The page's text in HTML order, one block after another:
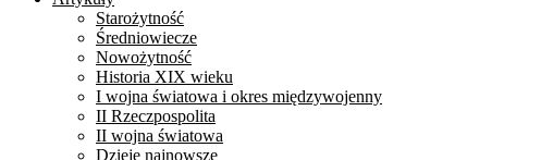
Starożytność
Średniowiecze
Nowożytność
Historia XIX wieku
I wojna światowa i okres międzywojenny
II Rzeczpospolita
II wojna światowa
Dzieje najnowsze